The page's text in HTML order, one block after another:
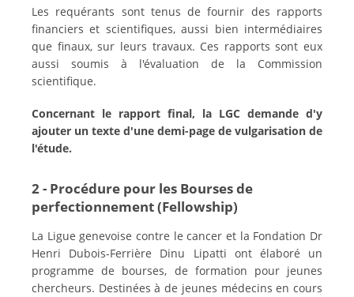
Les requérants sont tenus de fournir des rapports
financiers et scientifiques, aussi bien intermédiaires
que finaux, sur leurs travaux. Ces rapports sont eux
aussi soumis à l'évaluation de la Commission
scientifique.
Concernant le rapport final, la LGC demande d'y
ajouter un texte d'une demi-page de vulgarisation de
l'étude.
2 - Procédure pour les Bourses de
perfectionnement (Fellowship)
La Ligue genevoise contre le cancer et la Fondation Dr
Henri Dubois-Ferrière Dinu Lipatti ont élaboré un
programme de bourses, de formation pour jeunes
chercheurs. Destinées à de jeunes médecins en cours